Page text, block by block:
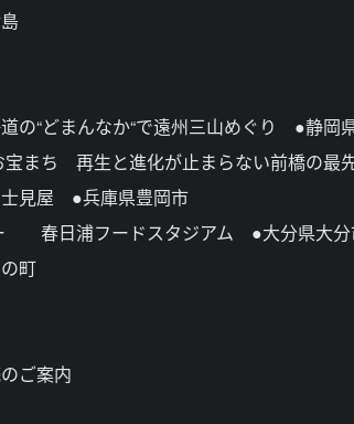
の“どまんなか“で遠州三山めぐり ●静岡
宝まち 再生と進化が止まらない前橋の
見屋 ●兵庫県豊岡市
春日浦フードスタジアム ●大分県大分
町
ご案内